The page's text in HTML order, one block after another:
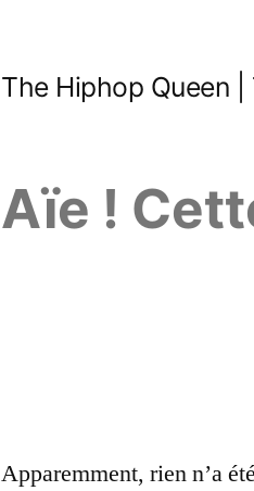
The Hiphop Queen
Aïe !
Apparemment, rien n’a